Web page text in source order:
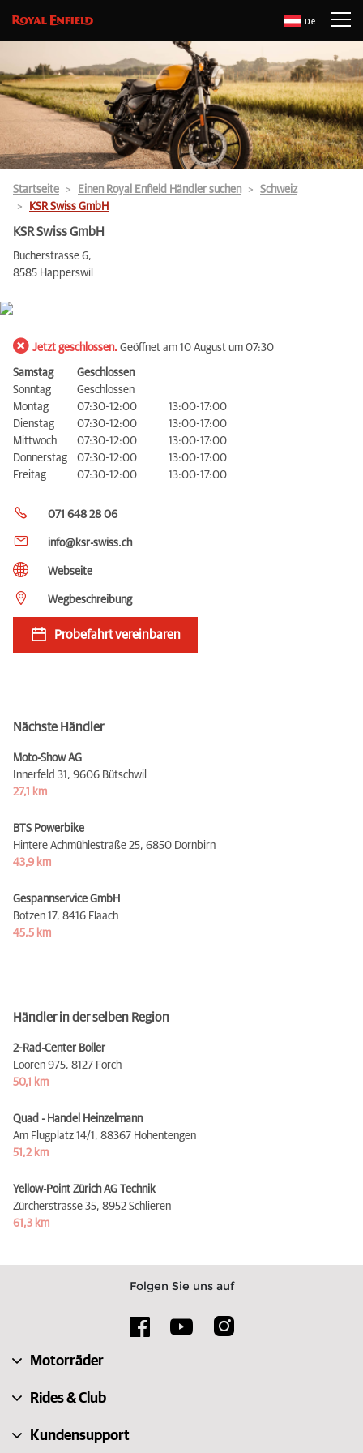
De
Startseite Einen Royal Enfield Händler suchen
Schweiz
KSR Swiss GmbH
KSR Swiss GmbH
Bucherstrasse 6,
8585 Happerswil
Jetzt geschlossen. Geöffnet am 10 August um 07:30
Samstag
Geschlossen
Sonntag
Geschlossen
Montag
07:30-12:00
13:00-17:00
Dienstag
07:30-12:00
13:00-17:00
Mittwoch
07:30-12:00
13:00-17:00
Donnerstag
07:30-12:00
13:00-17:00
Freitag
07:30-12:00 13:00-17:00
071 648 28 06
info@ksr-swiss.ch
Webseite
Wegbeschreibung
Probefahrt vereinbaren
Nächste Händler
Moto-Show AG
Innerfeld 31, 9606 Bütschwil
27,1 km
BTS Powerbike
Hintere Achmühlestraße 25, 6850 Dornbirn
43,9 km
Gespannservice GmbH
Botzen 17, 8416 Flaach
45,5 km
Händler in der selben Region
2-Rad-Center Boller
Looren 975, 8127 Forch
50,1 km
Quad - Handel Heinzelmann
Am Flugplatz 14/1, 88367 Hohentengen
51,2 km
Yellow-Point Zürich AG Technik
Zürcherstrasse 35, 8952 Schlieren
61,3 km
Folgen Sie uns auf
Motorräder
Rides & Club
Kundensupport